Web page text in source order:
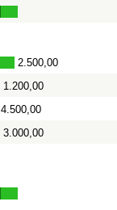
2.500,00
1.200,00
4.500,00
3.000,00